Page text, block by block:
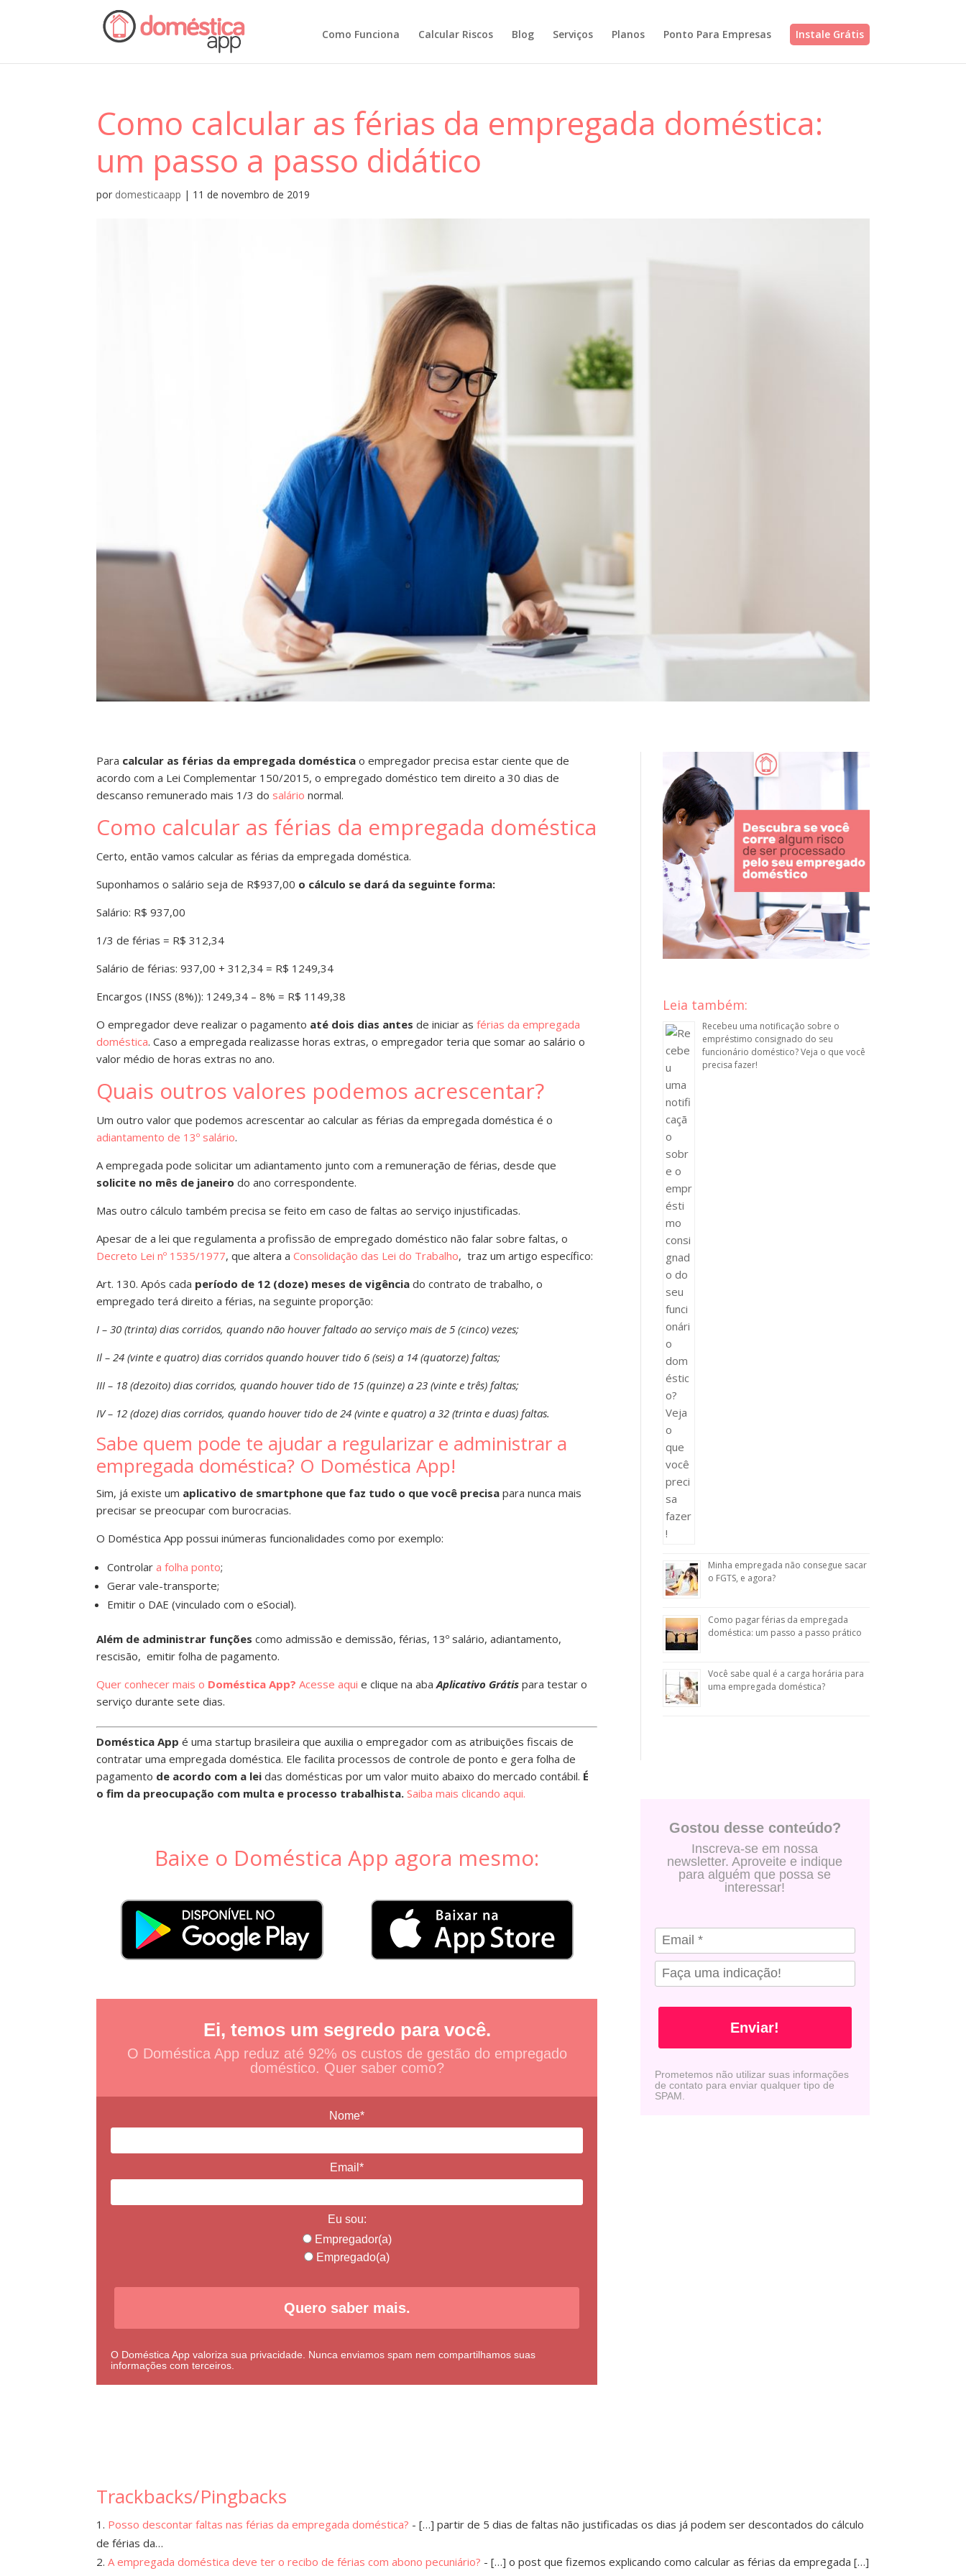
Como Funciona Calcular Riscos Blog Serviços Planos Ponto Para Empresas Instale Grátis
Como calcular as férias da empregada doméstica:
um passo a passo didático
por domesticaapp | 11 de novembro de 2019
Para calcular as férias da empregada domésticao empregador precisa estar ciente que de
acordo com a Lei Complementar 150/2015, o empregado doméstico tem direito a 30 dias de
descanso remunerado mais 1/3 do salário normal.
Como calcular as férias da empregada doméstica
Certo, então vamos calcular as férias da empregada doméstica.
Suponhamos o salário seja de R$937,00 o cálculo se dará da seguinte forma:
Salário: R$ 937,00
1/3 de férias = R$ 312,34
Salário de férias: 937,00 + 312,34 = R$ 1249,34
Encargos (INSS (8%)): 1249,34 – 8% = R$ 1149,38
O empregador deve realizar o pagamento até dois dias antes de iniciar as férias da empregada
doméstica. Caso a empregada realizasse horas extras, o empregador teria que somar ao salário o
valor médio de horas extras no ano.
Quais outros valores podemos acrescentar?
Um outro valor que podemos acrescentar ao calcular as férias da empregada doméstica é o
adiantamento de 13º salário.
A empregada pode solicitar um adiantamento junto com a remuneração de férias, desde que
solicite no mês de janeirodo ano correspondente.
Mas outro cálculo também precisa se feito em caso de faltas ao serviço injustificadas.
Apesar de a lei que regulamenta a profissão de empregado doméstico não falar sobre faltas, o
Decreto Lei nº 1535/1977, que altera aConsolidação das Lei do Trabalho, traz um artigo específico:
Art. 130. Após cada período de 12 (doze) meses de vigênciado contrato de trabalho, o
empregado terá direito a férias, na seguinte proporção:
I – 30 (trinta) dias corridos, quando não houver faltado ao serviço mais de 5 (cinco) vezes;
Il – 24 (vinte e quatro) dias corridos quando houver tido 6 (seis) a 14 (quatorze) faltas;
III – 18 (dezoito) dias corridos, quando houver tido de 15 (quinze) a 23 (vinte e três) faltas;
IV – 12 (doze) dias corridos, quando houver tido de 24 (vinte e quatro) a 32 (trinta e duas) faltas.
Sabe quem pode te ajudar a regularizar e administrar a
empregada doméstica? O Doméstica App!
Sim, já existe um aplicativo de smartphone que faz tudo o que você precisa para nunca mais
precisar se preocupar com burocracias.
O Doméstica App possui inúmeras funcionalidades como por exemplo:
Controlara folha ponto;
Gerar vale-transporte;
Emitir o DAE (vinculado com o eSocial).
Além de administrar funções como admissão e demissão, férias, 13º salário, adiantamento,
rescisão, emitir folha de pagamento.
Quer conhecer mais o Doméstica App? Acesse aqui e clique na abaAplicativo Grátis para testar o
serviço durante sete dias.
Doméstica App é uma startup brasileira que auxilia o empregador com as atribuições fiscais de
contratar uma empregada doméstica. Ele facilita processos de controle de ponto e gera folha de
pagamento de acordo com a lei das domésticas por um valor muito abaixo do mercado contábil. É
o fim da preocupação com multa e processo trabalhista. Saiba mais clicando aqui.
Baixe o Doméstica App agora mesmo:
Ei, temos um segredo para você.
O Doméstica App reduz até 92% os custos de gestão do empregado
doméstico. Quer saber como?
Nome*
Email*
Eu sou:
Empregador(a)
Empregado(a)
Quero saber mais.
O Doméstica App valoriza sua privacidade. Nunca enviamos spam nem compartilhamos suas
informações com terceiros.
Leia também:
Recebeu uma notificação sobre o
empréstimo consignado do seu
funcionário doméstico? Veja o que você
precisa fazer!
Minha empregada não consegue sacar
o FGTS, e agora?
Como pagar férias da empregada
doméstica: um passo a passo prático
Você sabe qual é a carga horária para
uma empregada doméstica?
Gostou desse conteúdo?
Inscreva-se em nossa
newsletter. Aproveite e indique
para alguém que possa se
interessar!
Enviar!
Prometemos não utilizar suas informações
de contato para enviar qualquer tipo de
SPAM.
Trackbacks/Pingbacks
Posso descontar faltas nas férias da empregada doméstica? - […] partir de 5 dias de faltas não justificadas os dias já podem ser descontados do cálculo
de férias da…
A empregada doméstica deve ter o recibo de férias com abono pecuniário? - […] o post que fizemos explicando como calcular as férias da empregada […]